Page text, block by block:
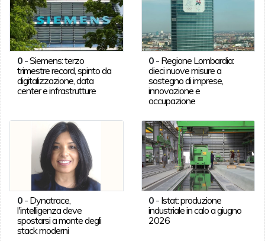
0-Siemens: terzo
trimestre record, spinto da
digitalizzazione, data
center e infrastrutture
0 - Regione Lombardia:
dieci nuove misure a
sostegno di imprese,
innovazione e
occupazione
0- Dynatrace,
l'intelligenza deve
spostarsi a monte degli
stack moderni
0 - Istat: produzione
industriale in calo a giugno
2026